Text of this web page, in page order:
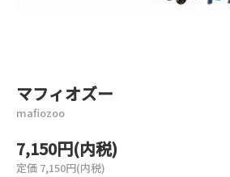
マフィオズー
mafiozoo
7,150円(内税)
定価 7,150円(内税)